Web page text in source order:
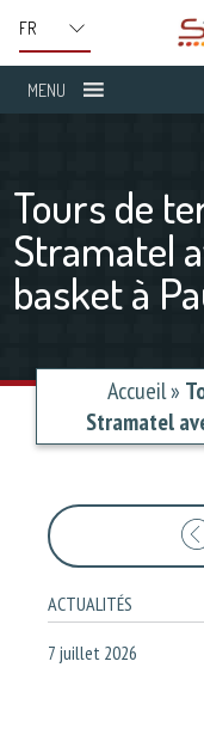
MENU
Tours de
Stramatel
basket à
Accueil»
Stramatel
ACTUALITÉS
7 juillet 2026